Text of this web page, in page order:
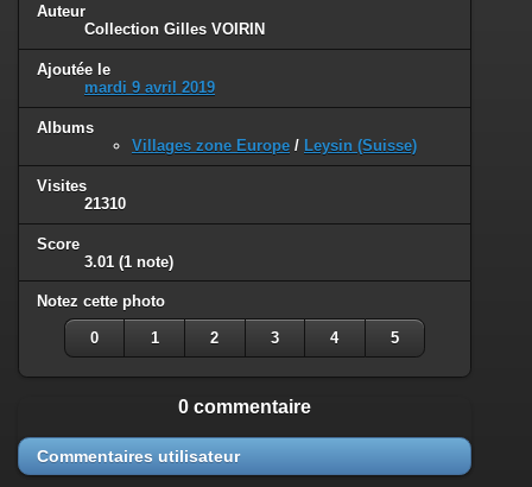
Auteur
Collection Gilles VOIRIN
Ajoutée le
mardi 9 avril 2019
Albums
Villages zone Europe / Leysin (Suisse)
Visites
21310
Score
3.01 (1 note)
Notez cette photo
0 1 2 3 4 5
0 commentaire
Commentaires utilisateur